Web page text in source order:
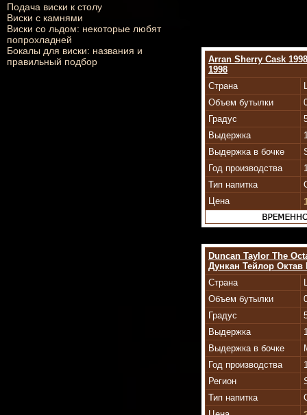
Подача виски к столу
Виски с камнями
Виски со льдом: некоторые любят
попрохладней
Бокалы для виски: названия и
правильный подбор
Arran Sherry Cask
1998
Страна
Объем бутылки
Градус
Выдержка
Выдержка в бочке
Год производства
Тип напитка
Цена
Duncan Taylor The
Дункан Тейлор Октав
Страна
Объем бутылки
Градус
Выдержка
Выдержка в бочке
Год производства
Регион
Тип напитка